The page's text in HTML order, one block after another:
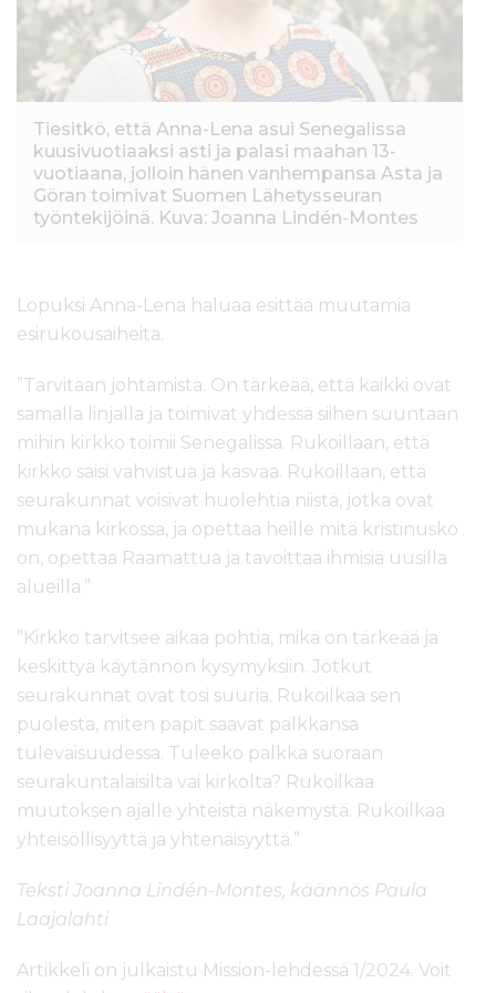
Tiesitkö, että Anna-Lena asui Senegalissa
kuusivuotiaaksi asti ja palasi maahan 13-
vuotiaana, jolloin hänen vanhempansa Asta ja
Göran toimivat Suomen Lähetysseuran
työntekijöinä. Kuva: Joanna Lindén-Montes
Lopuksi Anna-Lena haluaa esittää muutamia
esirukousaiheita.
”Tarvitaan johtamista. On tärkeää, että kaikki ovat
samalla linjalla ja toimivat yhdessä siihen suuntaan
mihin kirkko toimii Senegalissa. Rukoillaan, että
kirkko saisi vahvistua ja kasvaa. Rukoillaan, että
seurakunnat voisivat huolehtia niistä, jotka ovat
mukana kirkossa, ja opettaa heille mitä kristinusko
on, opettaa Raamattua ja tavoittaa ihmisiä uusilla
alueilla.”
”Kirkko tarvitsee aikaa pohtia, mikä on tärkeää ja
keskittyä käytännön kysymyksiin. Jotkut
seurakunnat ovat tosi suuria. Rukoilkaa sen
puolesta, miten papit saavat palkkansa
tulevaisuudessa. Tuleeko palkka suoraan
seurakuntalaisilta vai kirkolta? Rukoilkaa
muutoksen ajalle yhteistä näkemystä. Rukoilkaa
yhteisöllisyyttä ja yhtenäisyyttä.”
Teksti Joanna Lindén-Montes, käännös Paula
Laajalahti
Artikkeli on julkaistu Mission-lehdessä 1/2024. Voit